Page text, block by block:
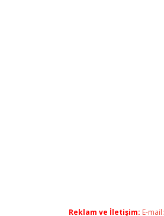
Reklam ve İletişim: E-mail: